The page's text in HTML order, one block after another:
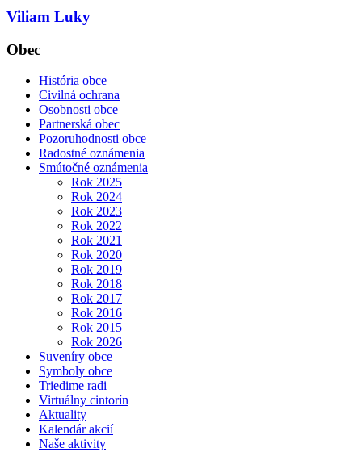
Viliam Luky
Obec
História obce
Civilná ochrana
Osobnosti obce
Partnerská obec
Pozoruhodnosti obce
Radostné oznámenia
Smútočné oznámenia
Rok 2025
Rok 2024
Rok 2023
Rok 2022
Rok 2021
Rok 2020
Rok 2019
Rok 2018
Rok 2017
Rok 2016
Rok 2015
Rok 2026
Suveníry obce
Symboly obce
Triedime radi
Virtuálny cintorín
Aktuality
Kalendár akcií
Naše aktivity